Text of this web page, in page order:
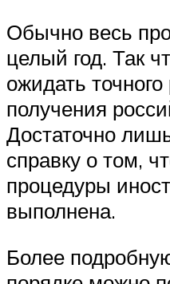
Обычно весь
целый год. Так
ожидать точного
получения
Достаточно
справку о том,
процедуры
выполнена.
Более